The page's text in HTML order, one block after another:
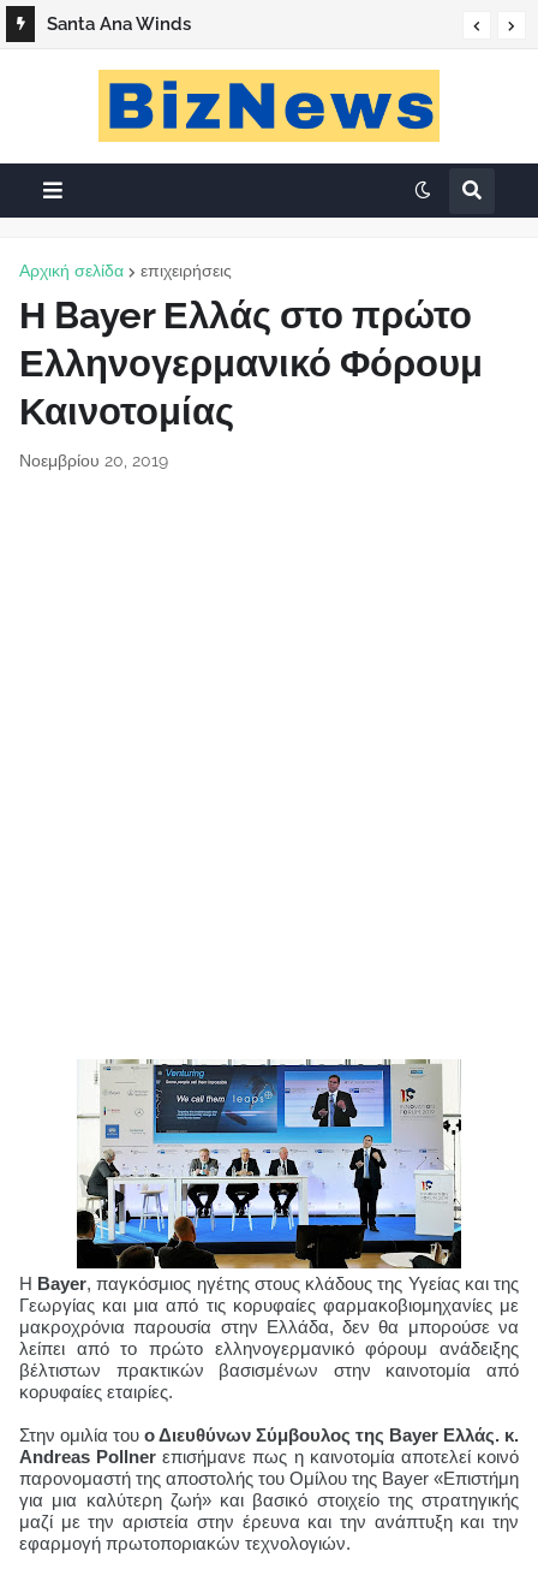
Santa Ana Winds
Αρχική σελίδα επιχειρήσεις
Η Bayer Ελλάς στο πρώτο
Ελληνογερμανικό Φόρουμ
Καινοτομίας
Νοεμβρίου 20, 2019
Η Bayer, παγκόσμιος ηγέτης στους κλάδους της Υγείας και της
Γεωργίας και μια από τις κορυφαίες φαρμακοβιομηχανίες με
μακροχρόνια παρουσία στην Ελλάδα, δεν θα μπορούσε να
λείπει από το πρώτο ελληνογερμανικό φόρουμ ανάδειξης
βέλτιστων πρακτικών βασισμένων στην καινοτομία από
κορυφαίες εταιρίες.
Στην ομιλία του ο Διευθύνων Σύμβουλος της Bayer Ελλάς. κ.
Andreas Pollner επισήμανε πως η καινοτομία αποτελεί κοινό
παρονομαστή της αποστολής του Ομίλου της Bayer «Επιστήμη
για μια καλύτερη ζωή» και βασικό στοιχείο της στρατηγικής
μαζί με την αριστεία στην έρευνα και την ανάπτυξη και την
εφαρμογή πρωτοποριακών τεχνολογιών.